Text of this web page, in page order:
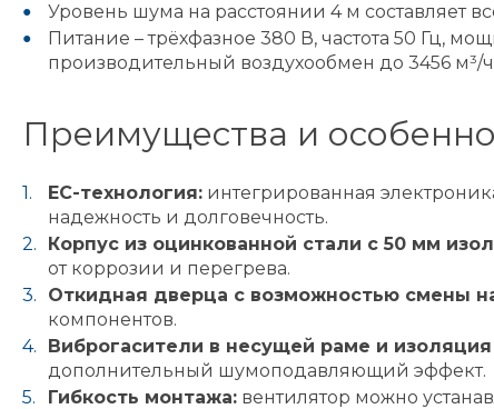
Уровень шума на расстоянии 4 м составляет
Питание – трёхфазное 380 В, частота 50 Гц,
производительный воздухообмен до 3456 м³/
Преимущества и
EC-технология:интегрированная
надежность и долговечность.
Корпус из оцинкованной стали с 50 мм
от коррозии и перегрева.
Откидная дверца с возможностью смены
компонентов.
Виброгасители в несущей раме и
дополнительный шумоподавляющий эффект.
Гибкость монтажа:вентилятор можно